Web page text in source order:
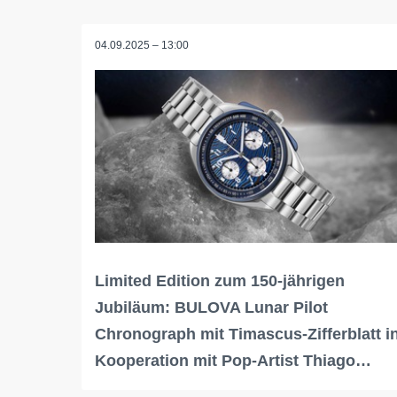
04.09.2025 – 13:00
Limited Edition zum 150-jährigen
Jubiläum: BULOVA Lunar Pilot
Chronograph mit Timascus-Zifferblatt
Kooperation mit Pop-Artist Thiago…